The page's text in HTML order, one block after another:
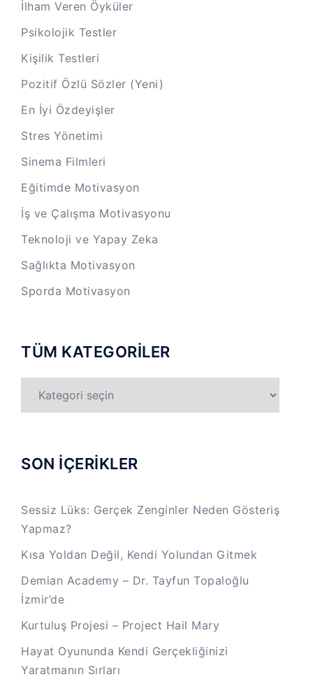
İlham Veren Öyküler
Psikolojik Testler
Kişilik Testleri
Pozitif Özlü Sözler (Yeni)
En İyi Özdeyişler
Stres Yönetimi
Sinema Filmleri
Eğitimde Motivasyon
İş ve Çalışma Motivasyonu
Teknoloji ve Yapay Zeka
Sağlıkta Motivasyon
Sporda Motivasyon
TÜM KATEGORİLER
KATEGORİLER
SON İÇERİKLER
Sessiz Lüks: Gerçek Zenginler Neden Gösteriş
Yapmaz?
Kısa Yoldan Değil, Kendi Yolundan Gitmek
Demian Academy – Dr. Tayfun Topaloğlu
İzmir’de
Kurtuluş Projesi – Project Hail Mary
Hayat Oyununda Kendi Gerçekliğinizi
Yaratmanın Sırları